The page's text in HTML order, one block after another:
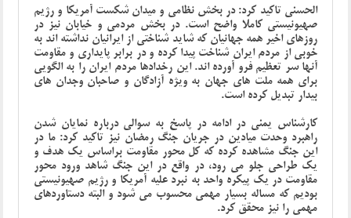
الحسنی تاکید کرد: در بخش نظامی و میدان شکست آمریکا و رژیم
صهیونیستی کاملا واضح است. در بخش مردمی و خیابان نیز در
روزهای اخیر همه جهانیان که شاید شناختی از ایرانیان نداشته اند به
خوبی از مردم ایران شناخت پیدا کرده و در برابر پایداری و مقاومت
آنها سر تعظیم فرو آورده اند. این رخدادها مردم ایران را به الگویی
برای همه ملت های جهان به ویژه آزادگان و صاحبان وجدان های
بیدار تبدیل کرده است.
کارشناس یمنی در ادامه در پاسخ به سوالی درباره نمایان شدن
راهبرد وحدت میادین در جریان جنگ رمضان نیز تاکید کرد: ما در
این جنگ مشاهده کرده که کل محور مقاومت براساس یک هدف و
یک طراحی جلو می رود، در واقع در این جنگ شاهد ورود محور
مقاومت در یک پیکره واحد به نبرد علیه آمریکا و رژیم صهیونیستی
بودیم که مساله بسیار مهمی محسوب می شود و البته دستاوردهای
مهمی را نیز محقق کرد.